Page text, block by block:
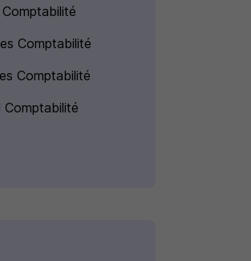
Comptabilité
Comptabilité
Comptabilité